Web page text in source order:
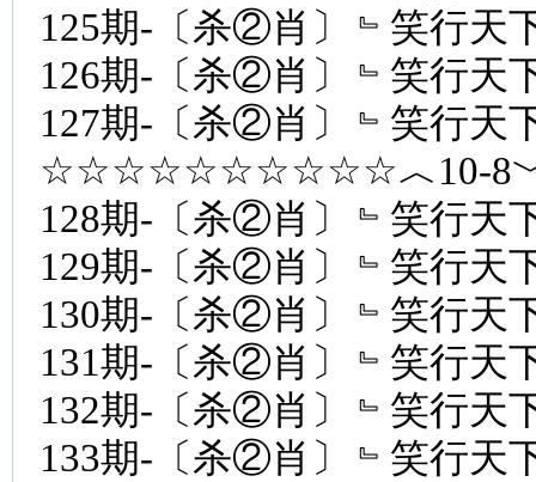
125期-〔杀②肖〕﹄笑行天
126期-〔杀②肖〕﹄笑行天
127期-〔杀②肖〕﹄笑行天
☆☆☆☆☆☆☆☆☆☆︿10-
128期-〔杀②肖〕﹄笑行天
129期-〔杀②肖〕﹄笑行天
130期-〔杀②肖〕﹄笑行天
131期-〔杀②肖〕﹄笑行天
132期-〔杀②肖〕﹄笑行天
133期-〔杀②肖〕﹄笑行天